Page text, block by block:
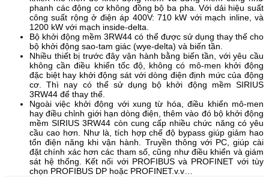
phanh các động cơ không đồng bộ ba pha. Với dải hiệu suất
công suất rộng ở điện áp 400V: 710 kW với mạch inline, và
1200 kW với mạch inside-delta.
Bộ khởi động mềm 3RW44 có thể được sử dụng thay thế cho
bộ khởi động sao-tam giác (wye-delta) và biến tần.
Nhiều thiết bị trước đây vận hành bằng biến tần, với yêu cầu
không cần điều khiển tốc độ, không có mô-men khởi động
đặc biệt hay khởi động sát với dòng điện định mức của động
cơ. Thì nay có thể sử dụng bộ khởi động mềm SIRIUS
3RW44 để thay thế.
Ngoài việc khởi động với xung từ hóa, điều khiển mô-men
hay điều chỉnh giới hạn dòng điện, thêm vào đó bộ khởi động
mềm SIRIUS 3RW44 còn cung cấp nhiều chức năng có yêu
cầu cao hơn. Như là, tích hợp chế độ bypass giúp giảm hao
tổn điện năng khi vận hành. Truyền thông với PC, giúp cài
đặt chính xác hơn các tham số, cũng như điều khiển và giám
sát hệ thống. Kết nối với PROFIBUS và PROFINET với tùy
chọn PROFIBUS DP hoặc PROFINET.v.v…